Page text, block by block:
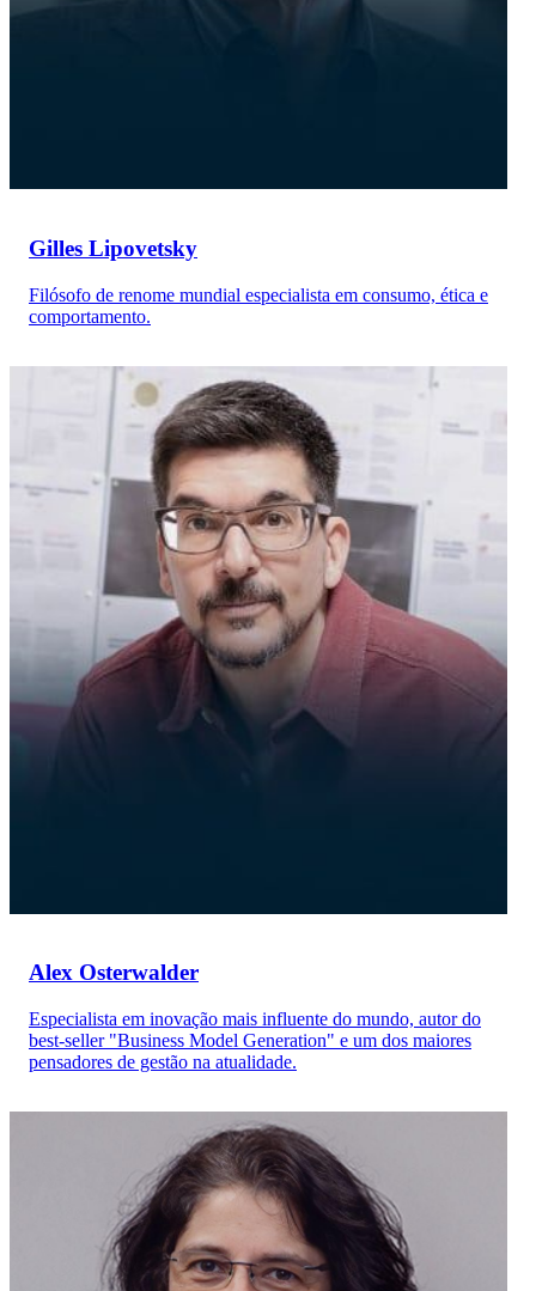
Gilles Lipovetsky
Filósofo de renome mundial especialista em consumo, ética e
comportamento.
Alex Osterwalder
Especialista em inovação mais influente do mundo, autor do
best-seller "Business Model Generation" e um dos maiores
pensadores de gestão na atualidade.